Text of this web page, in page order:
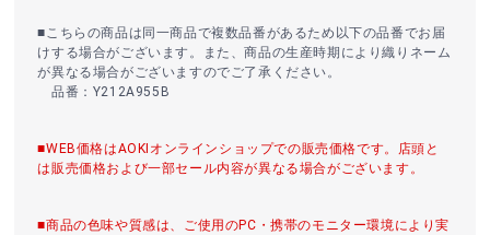
■こちらの商品は同一商品で複数品番があるため以下の品番でお届
けする場合がございます。また、商品の生産時期により織りネーム
が異なる場合がございますのでご了承ください。
品番：Y212A955B
■WEB価格はAOKIオンラインショップでの販売価格です。店頭と
は販売価格および一部セール内容が異なる場合がございます。
■商品の色味や質感は、ご使用のPC・携帯のモニター環境により実